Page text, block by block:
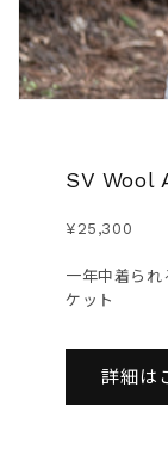
SV Wool
¥25,300
一年中着られ
ケット
詳細は